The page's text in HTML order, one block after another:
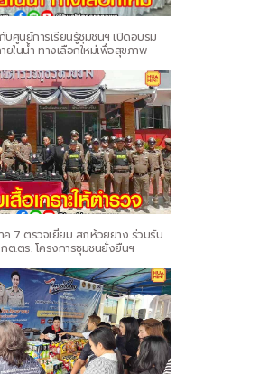
ศูนย์การเรียนรู้ชุมชนฯ เปิดอบรม
ในน้ำ ทางเลือกใหม่เพื่อสุขภาพ
7 ตรวจเยี่ยม สภ.ห้วยยาง ร่วมรับ
กต.ตร. โครงการชุมชนยั่งยืนฯ